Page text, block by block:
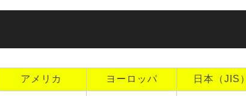
アメリカ ヨーロッパ 日本（JIS）